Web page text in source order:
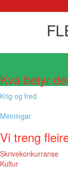
Kva betyr
Krig og fred
Meiningar
Vi treng
Skrivekonkurranse
Kultur